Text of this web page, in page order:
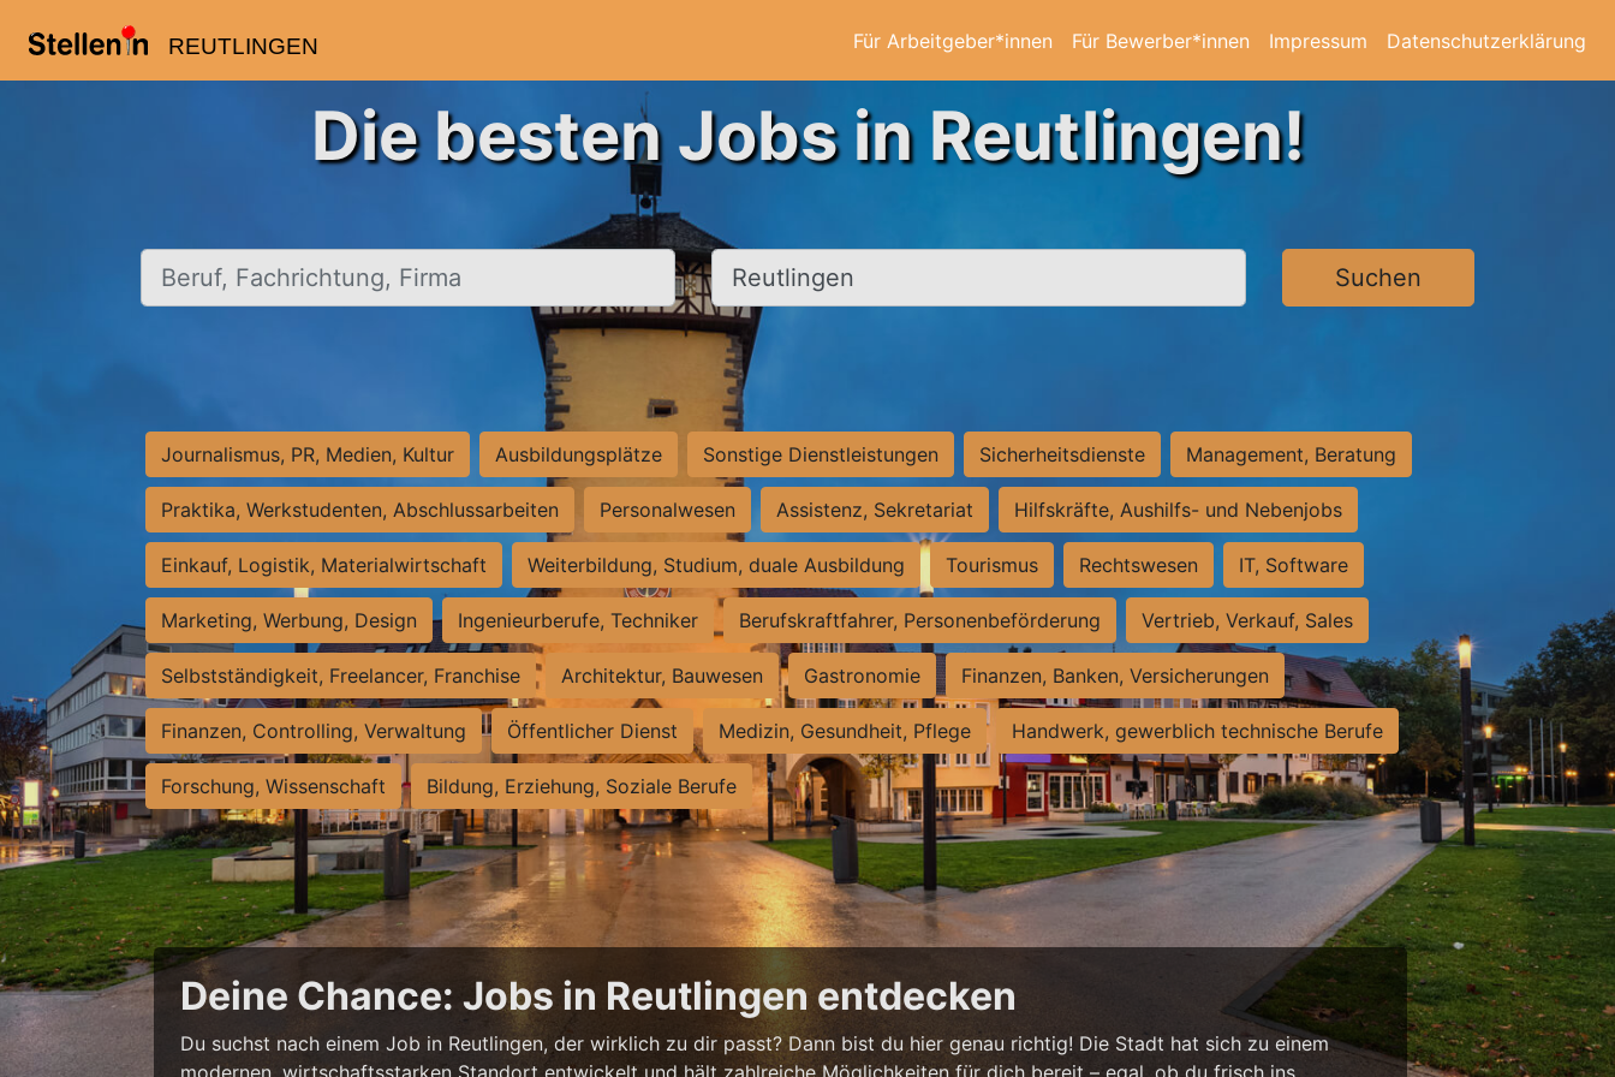
REUTLINGEN Für Arbeitgeber*innen Für Bewerber*innen Impressum Datenschutzerklärung
Die besten Jobs in Reutlingen!
Beruf, Fachrichtung, Firma Ort, Stadt Suchen
Journalismus, PR, Medien, Kultur Ausbildungsplätze Sonstige Dienstleistungen Sicherheitsdienste Management, Beratung
Praktika, Werkstudenten, Abschlussarbeiten Personalwesen Assistenz, Sekretariat Hilfskräfte, Aushilfs- und Nebenjobs
Einkauf, Logistik, Materialwirtschaft Weiterbildung, Studium, duale Ausbildung Tourismus Rechtswesen IT, Software
Marketing, Werbung, Design Ingenieurberufe, Techniker Berufskraftfahrer, Personenbeförderung Vertrieb, Verkauf, Sales
Selbstständigkeit, Freelancer, Franchise Architektur, Bauwesen Gastronomie Finanzen, Banken, Versicherungen
Finanzen, Controlling, Verwaltung Öffentlicher Dienst Medizin, Gesundheit, Pflege Handwerk, gewerblich technische Berufe
Forschung, Wissenschaft Bildung, Erziehung, Soziale Berufe
Deine Chance: Jobs in Reutlingen entdecken
Du suchst nach einem Job in Reutlingen, der wirklich zu dir passt? Dann bist du hier genau richtig! Die Stadt hat sich zu einem